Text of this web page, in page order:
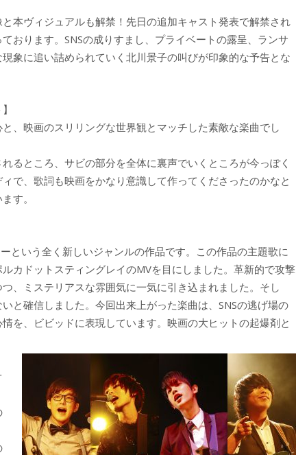
本ヴィジュアルも解禁！先日の追加キャスト発表で解禁され
おります。SNSの成りすまし、プライベートの露呈、ランサ
象に追い詰められていく北川景子の叫びが印象的な予告とな
、映画のスリリングな世界観とマッチした素敵な楽曲でし
るところ、サビの部分を全体に裏声でいくところが今っぽく
で、歌詞も映画をかなり意識して作ってくださったのかなと
す。
という全く新しいジャンルの作品です。この作品の主題歌に
カドットスティングレイのMVを目にしました。革新的で攻撃
、ミステリアスな雰囲気に一気に引き込まれました。そし
と確信しました。今回出来上がった楽曲は、SNSの逃げ場の
を、ビビッドに表現しています。映画の大ヒットの起爆剤と